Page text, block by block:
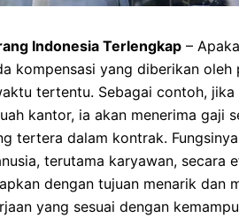
Indonesia Terlengkap –
kompensasi yang diberikan oleh
tertentu. Sebagai contoh, jika
kantor, ia akan menerima gaji
tertera dalam kontrak.
terutama karyawan, secara
dengan tujuan menarik dan
yang sesuai dengan